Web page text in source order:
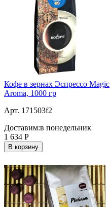
Кофе в зернах Эспрессо Magic
Aroma, 1000 гр
Арт. 171503f2
Доставим:в понедельник
1 634 Р
В корзину